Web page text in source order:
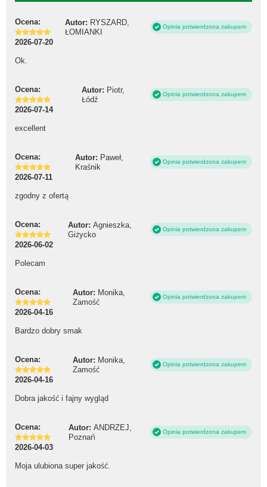
Ocena: Autor: RYSZARD,
ŁOMIANKI
Opinia potwierdzona zakupem
2026-07-20
Ok.
Ocena: Autor: Piotr,
Łódź
Opinia potwierdzona zakupem
2026-07-14
excellent
Ocena: Autor: Paweł,
Kraśnik
Opinia potwierdzona zakupem
2026-07-11
zgodny z ofertą
Ocena: Autor: Agnieszka,
Giżycko
Opinia potwierdzona zakupem
2026-06-02
Polecam
Ocena: Autor: Monika,
Zamość
Opinia potwierdzona zakupem
2026-04-16
Bardzo dobry smak
Ocena: Autor: Monika,
Zamość
Opinia potwierdzona zakupem
2026-04-16
Dobra jakość i fajny wygląd
Ocena: Autor: ANDRZEJ,
Poznań
Opinia potwierdzona zakupem
2026-04-03
Moja ulubiona super jakość.